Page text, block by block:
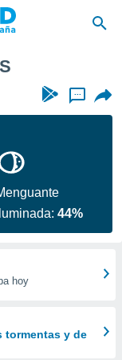
...
Iluminada:44%
hoy
tormentas y de